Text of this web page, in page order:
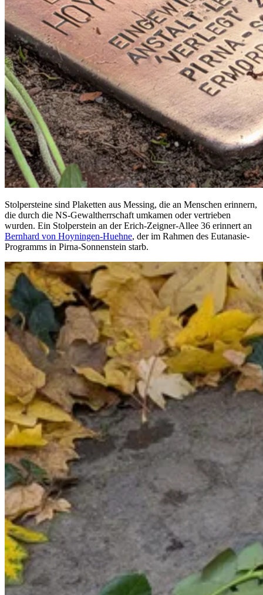
Stolpersteine sind Plaketten aus Messing, die an Menschen erinnern,
die durch die NS-Gewaltherrschaft umkamen oder vertrieben
wurden. Ein Stolperstein an der Erich-Zeigner-Allee 36 erinnert an
Bernhard von Hoyningen-Huehne, der im Rahmen des Eutanasie-
Programms in Pirna-Sonnenstein starb.